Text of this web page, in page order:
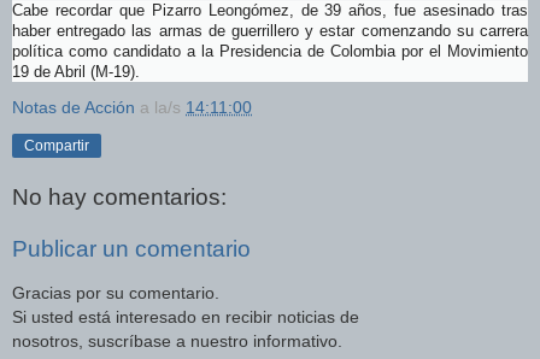
Cabe recordar que Pizarro Leongómez, de 39 años, fue asesinado tras
haber entregado las armas de guerrillero y estar comenzando su carrera
política como candidato a la Presidencia de Colombia por el Movimiento
19 de Abril (M-19).
Notas de Acción a la/s 14:11:00
Compartir
No hay comentarios:
Publicar un comentario
Gracias por su comentario.
Si usted está interesado en recibir noticias de
nosotros, suscríbase a nuestro informativo.